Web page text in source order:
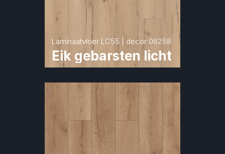
Laminaatvloer LC55 | decor 06258
Eik gebarsten licht